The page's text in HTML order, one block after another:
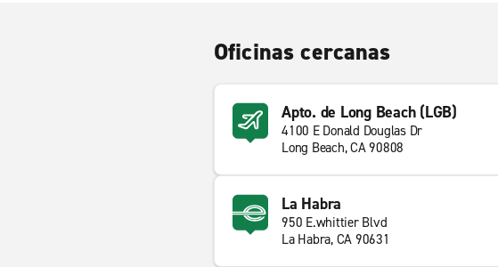
Oficinas cercanas
Apto. de Long Beach (LGB)
4100 E Donald Douglas Dr
Long Beach, CA 90808
La Habra
950 E.whittier Blvd
La Habra, CA 90631